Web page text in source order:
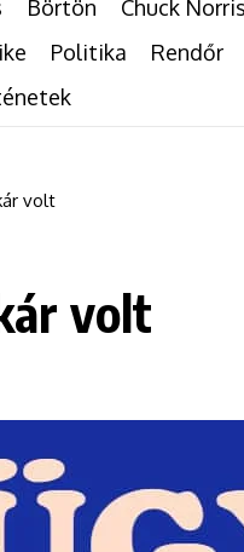
Börtön Chuck Norris
Politika Rendőr
volt
volt